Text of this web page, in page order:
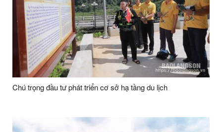
Chú trọng đầu tư phát triển cơ sở hạ tầng du lịch